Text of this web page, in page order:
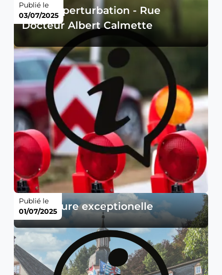
Avis de perturbation - Rue
Docteur Albert Calmette
Publié le
03/07/2025
Fermeture exceptionelle
Publié le
01/07/2025